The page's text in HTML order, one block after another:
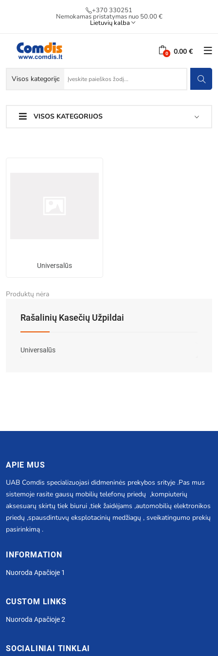
+370 330251
Nemokamas pristatymas nuo 50.00 €
Lietuvių kalba
0.00 €
VISOS KATEGORIJOS
Universalūs
Produktų nėra
Rašalinių Kasečių Užpildai
Universalūs
APIE MUS
UAB Comdis specializuojasi didmeninės prekybos srityje .Pas mus
sistemoje rasite gausų mobilių telefonų priedų ,kompiuterių
aksesuarų skirtų tiek biurui ,tiek žaidėjams ,automobilių elektronikos
priedų ,spausdintuvų eksplotacinių medžiagų , sveikatingumo prekių
pasirinkimą .
INFORMATION
Nuoroda Apačioje 1
CUSTOM LINKS
Nuoroda Apačioje 2
SOCIALINIAI TINKLAI